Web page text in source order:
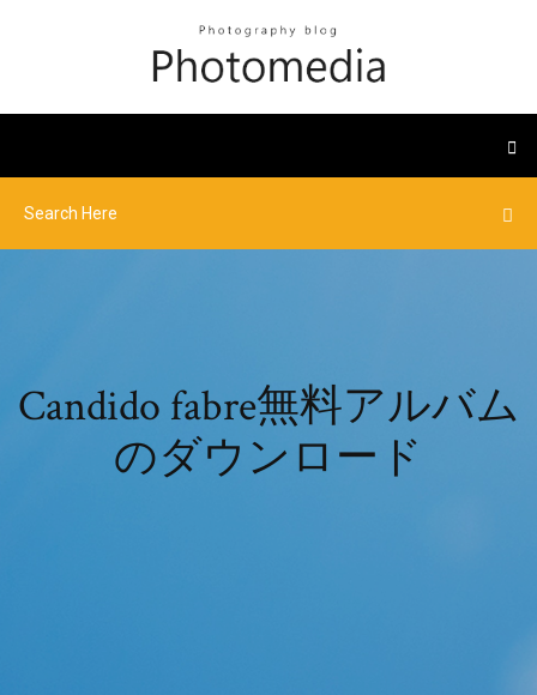
Candido fabre無料アルバム
のダウンロード